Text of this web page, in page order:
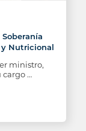
Nutricional
ministro,
cargo …